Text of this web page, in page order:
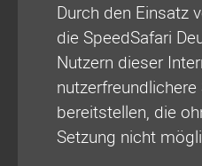
Durch den Einsatz
die SpeedSafari
Nutzern dieser
nutzerfreundlichere
bereitstellen, die
Setzung nicht